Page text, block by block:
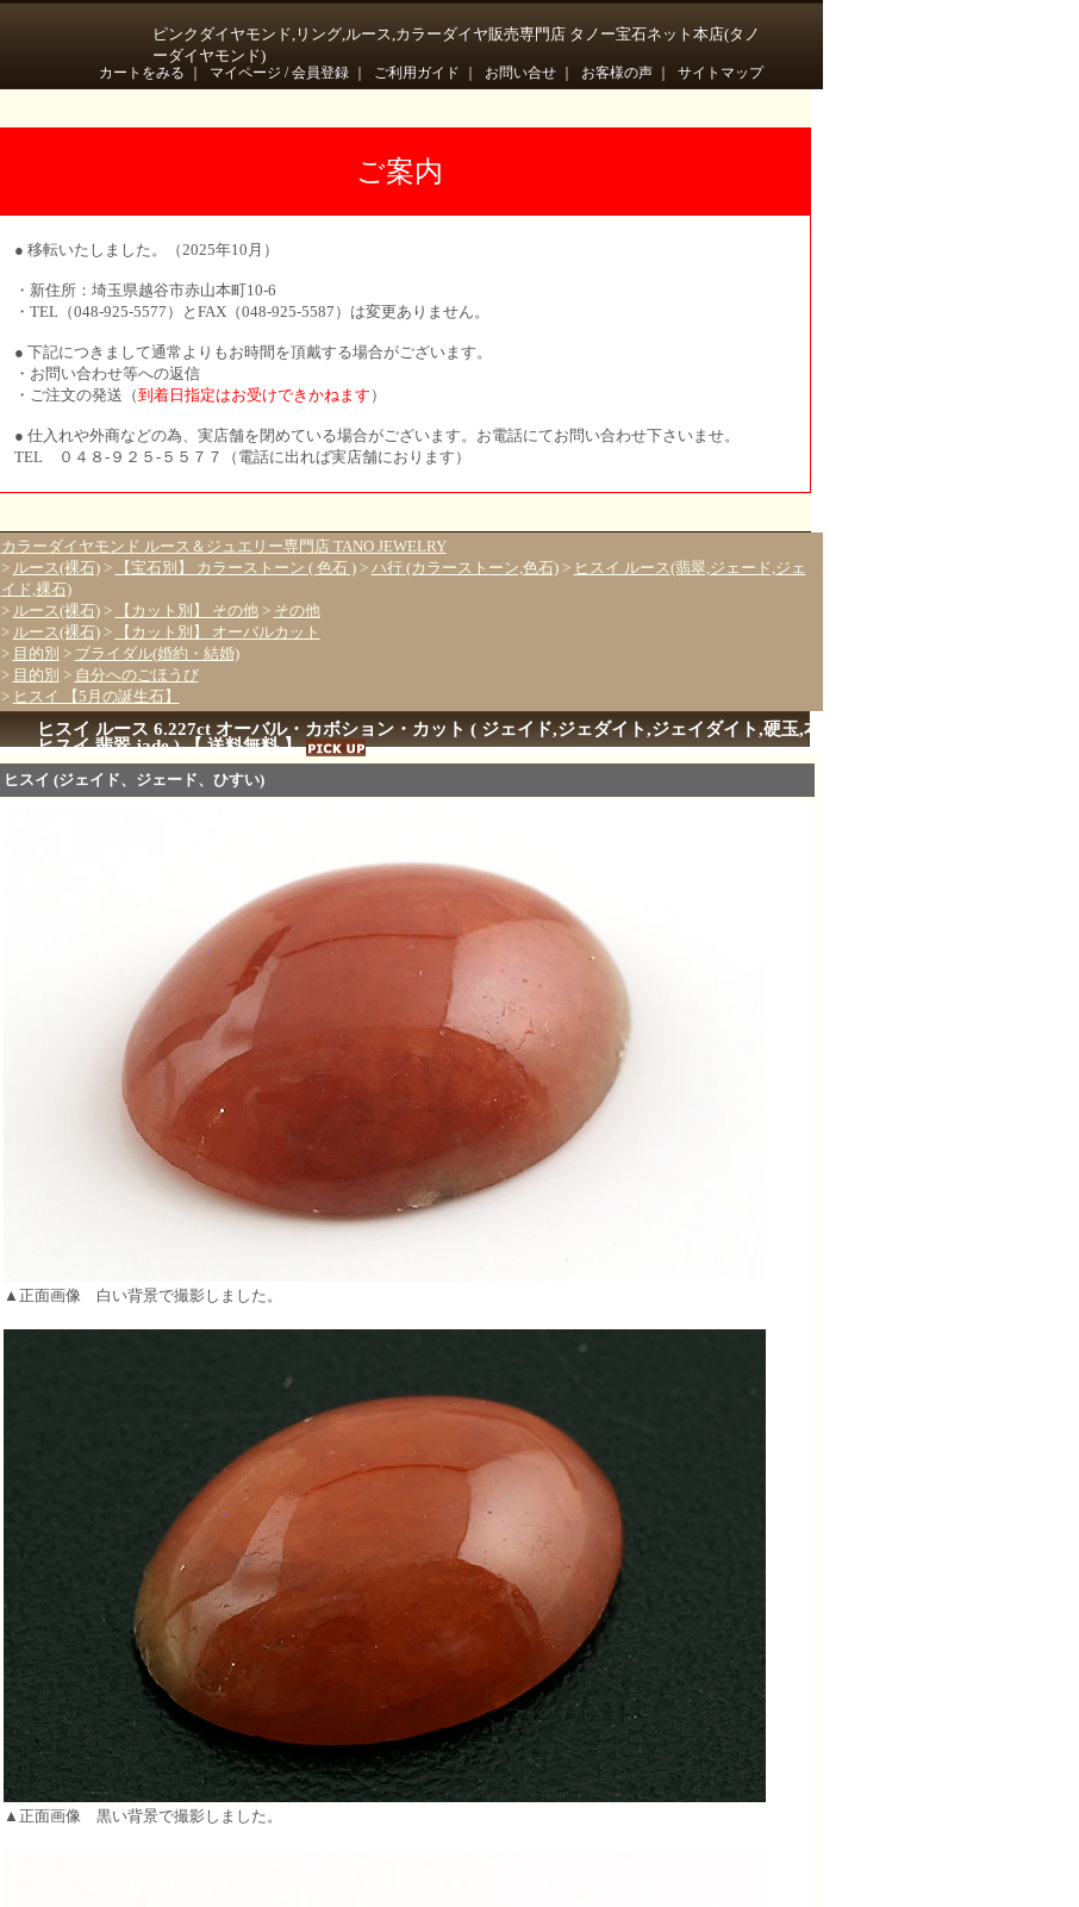
ピンクダイヤモンド,リング,ルース,カラーダイヤ販売専門店 タノー宝石ネット本店(タノ
ーダイヤモンド)
カートをみる マイページ / 会員登録｜ ご利用ガイド お問い合せ｜ お客様の声｜ サイトマップ
ご案内
● 移転いたしました。（2025年10月）
・新住所：埼玉県越谷市赤山本町10-6
・TEL（048-925-5577）とFAX（048-925-5587）は変更ありません。
● 下記につきまして通常よりもお時間を頂戴する場合がございます。
・お問い合わせ等への返信
・ご注文の発送（到着日指定はお受けできかねます ）
● 仕入れや外商などの為、実店舗を閉めている場合がございます。お電話にてお問い合わせ下さいませ。
TEL ０４８-９２５-５５７７（電話に出れば実店舗におります）
カラーダイヤモンド ルース＆ジュエリー専門店 TANO JEWELRY
> ルース(裸石)> 【宝石別】 カラーストーン ( 色石 )> ハ行 (カラーストーン,色石)> ヒスイ ルース(翡翠,ジェード,ジェ
イド,裸石)
> ルース(裸石)> 【カット別】 その他> その他
> ルース(裸石)>
【カット別】 オーバルカット
> 目的別 > ブライダル(婚約・結婚)
> 目的別 > 自分へのごほうび
> ヒスイ 【5月の誕生石】
ヒスイ ルース 6.227ct オーバル・カボション・カット ( ジェイド,ジェダイト,ジェイダイト,硬玉,本
ヒスイ,翡翠,jade ) 【 送料無料 】
ヒスイ (ジェイド、ジェード、ひすい)
▲正面画像 白い背景で撮影しました。
▲正面画像 黒い背景で撮影しました。